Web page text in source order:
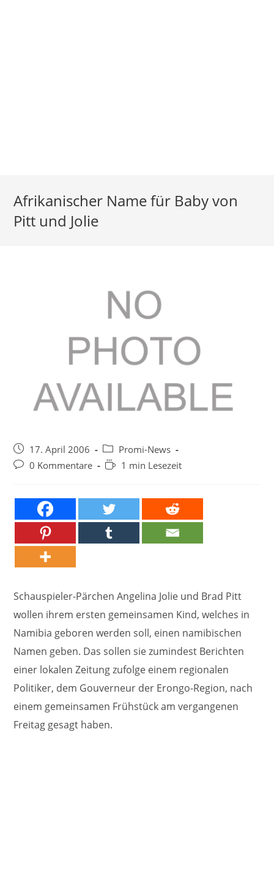
Afrikanischer Name für Baby von
Pitt und Jolie
Beitrag
veröffentlicht:
17. April 2006
Beitrags-
Kategorie:
Promi-News
Beitrags-
0 Kommentare Lesedauer:
1 min Lesezeit
Schauspieler-Pärchen Angelina Jolie und Brad Pitt
wollen ihrem ersten gemeinsamen Kind, welches in
Namibia geboren werden soll, einen namibischen
Namen geben. Das sollen sie zumindest Berichten
einer lokalen Zeitung zufolge einem regionalen
Politiker, dem Gouverneur der Erongo-Region, nach
einem gemeinsamen Frühstück am vergangenen
Freitag gesagt haben.